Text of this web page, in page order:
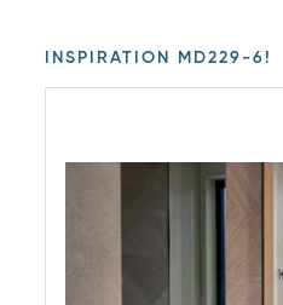
INSPIRATION MD229-6!